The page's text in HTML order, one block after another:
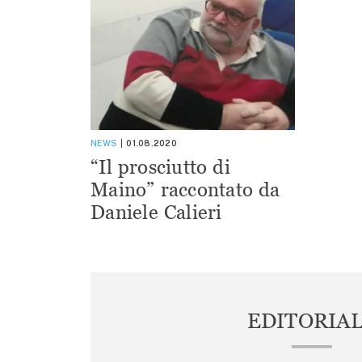
NEWS 01.08.2020
“Il prosciutto di
Maino” raccontato da
Daniele Calieri